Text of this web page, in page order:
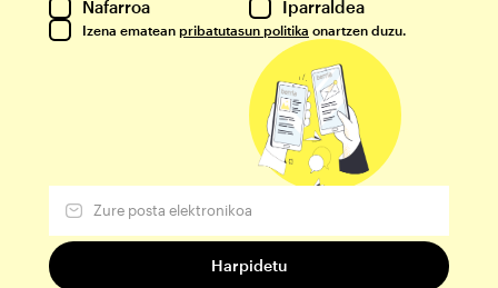
Nafarroa
Iparraldea
Izena ematean pribatutasun politika onartzen duzu.